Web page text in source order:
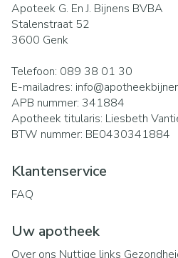
Apoteek G. En J. Bijnens BVBA
Stalenstraat 52
3600 Genk
Telefoon: 089 38 01 30
E-mailadres: info@
APB nummer: 341884
Apotheek titularis: Liesbeth
BTW nummer: BE0430341884
Klantenservice
FAQ
Uw apotheek
Over ons Nuttige links